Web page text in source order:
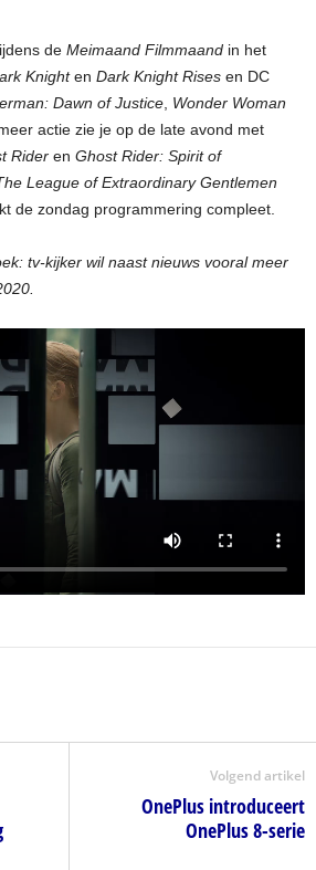
de Meimaand Filmmaand in het
Knighten Dark Knight Rises en DC
Dawn of Justice Wonder Woman
meer actie zie je op de late avond met
Rider en Ghost Rider: Spirit of
League of Extraordinary Gentlemen
de zondag programmering compleet.
tv-kijker wil naast nieuws vooral meer
Volgend artikel
OnePlus introduceert
OnePlus 8-serie